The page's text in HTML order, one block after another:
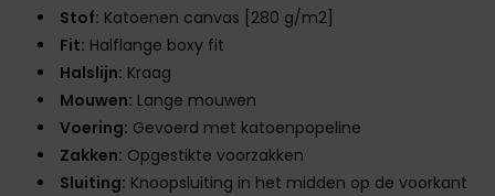
Stof: Katoenen canvas [280 g/m2]
Fit: Halflange boxy fit
Halslijn: Kraag
Mouwen: Lange mouwen
Voering: Gevoerd met katoenpopeline
Zakken: Opgestikte voorzakken
Sluiting: Knoopsluiting in het midden op de voorkant